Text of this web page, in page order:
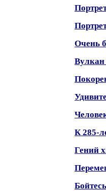
Очень
Вулкан
К 285-
Гений